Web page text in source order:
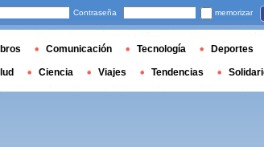
Contraseña memorizar
Comunicación Tecnología Deportes
Ciencia Viajes Tendencias